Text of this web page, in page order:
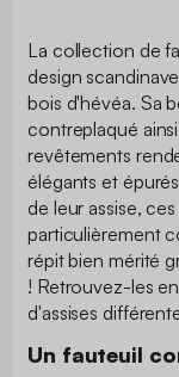
La collection de
design
bois d'hévéa. Sa
contreplaqué
revêtements
élégants et
de leur assise,
particulièrement
répit bien mérité
! Retrouvez-les
d'assises
Un fauteuil